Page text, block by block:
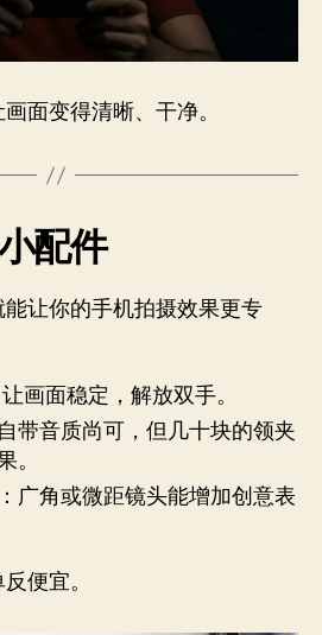
面变得清晰、干净。
配件
让你的手机拍摄效果更专
让画面稳定，解放双手。
带音质尚可，但几十块的领夹
。
：广角或微距镜头能增加创意表
便宜。